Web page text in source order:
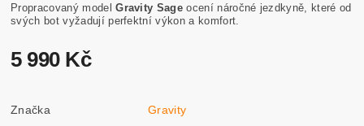
Propracovaný modelGravity Sageocení náročné jezdkyně, které od
svých bot vyžadují perfektní výkon a komfort.
5 990 Kč
Značka Gravity